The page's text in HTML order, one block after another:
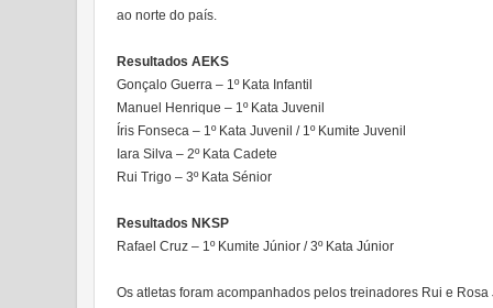
ao norte do país.
Resultados AEKS
Gonçalo Guerra – 1º Kata Infantil
Manuel Henrique – 1º Kata Juvenil
Íris Fonseca – 1º Kata Juvenil / 1º Kumite Juvenil
Iara Silva – 2º Kata Cadete
Rui Trigo – 3º Kata Sénior
Resultados NKSP
Rafael Cruz – 1º Kumite Júnior / 3º Kata Júnior
Os atletas foram acompanhados pelos treinadores Rui e Rosa